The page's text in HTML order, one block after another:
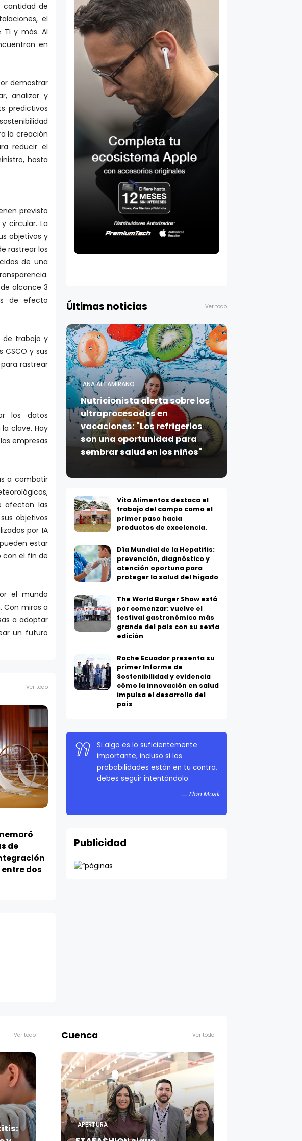
cantidad de
el
y más. Al
en
demostrar
analizar y
predictivos
la creación
reducir el
hasta
previsto
circular. La
objetivos y
rastrear los
de una
alcance 3
de efecto
de trabajo y
CSCO y sus
rastrear
los datos
clave. Hay
empresas
a combatir
afectan las
objetivos
por IA
estar
con el fin de
el mundo
Con miras a
a adoptar
un futuro
Ver todo
de
dos
Últimas noticias Ver todo
ANA ALTAMIRANO
Nutricionista alerta sobre los
ultraprocesados en
vacaciones: "Los refrigerios
son una oportunidad para
sembrar salud en los niños"
Vita Alimentos destaca el
trabajo del campo como el
primer paso hacia
productos de excelencia.
Día Mundial de la Hepatitis:
prevención, diagnóstico y
atención oportuna para
proteger la salud del hígado
The World Burger Show está
por comenzar: vuelve el
festival gastronómico más
grande del país con su sexta
edición
Roche Ecuador presenta su
primer Informe de
Sostenibilidad y evidencia
cómo la innovación en salud
impulsa el desarrollo del
país
La persistencia es muy importante.
No debes rendirte a menos que
estés obligado a rendirte.
Elon Musk
Publicidad
Ver todo Cuenca Ver todo
APERTURA